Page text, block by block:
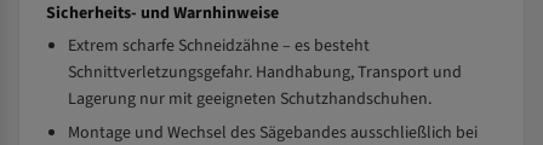
Sicherheits- und Warnhinweise
Extrem scharfe Schneidzähne – es besteht
Schnittverletzungsgefahr. Handhabung, Transport und
Lagerung nur mit geeigneten Schutzhandschuhen.
Montage und Wechsel des Sägebandes ausschließlich bei